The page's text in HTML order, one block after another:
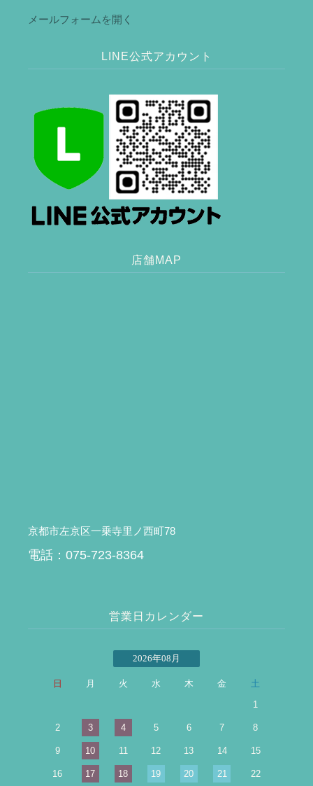
メールフォームを開く
LINE公式アカウント
店舗MAP
京都市左京区一乗寺里ノ西町78
電話：075-723-8364
営業日カレンダー
2026年08月
日 月 火 水 木 金
土
1
2 3 4 5 6 7 8
9 10 11 12 13 14 15
16 17 18 19 20 21 22